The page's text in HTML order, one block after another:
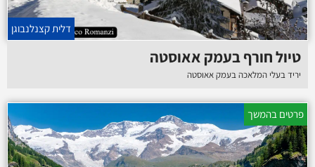
דלית קצנלנבוגן
טיול חורף בעמק אאוסטה
יריד בעלי המלאכה בעמק אאוסטה
פרטים בהמשך